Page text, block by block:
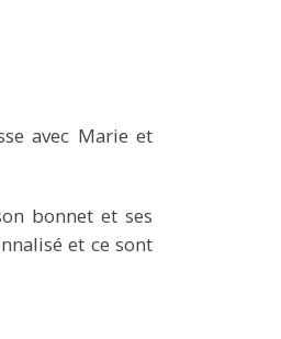
avec Marie et
bonnet et ses
et ce sont